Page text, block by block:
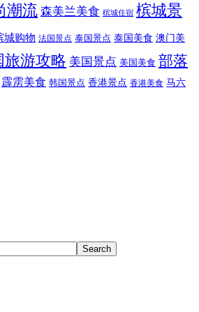
潮流 森美兰美食 槟城住宿 槟城景
城购物 法国景点 泰国景点 泰国美食 澳门美
旅游攻略 美国景点 美国美食 部落
霹雳美食 韩国景点 香港景点 香港美食 马六